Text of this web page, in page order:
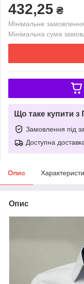
432,25 ₴
Мінімальне
Мінімальна сума
Що таке купити з
Замовлення під
Доступна
Опис
Опис